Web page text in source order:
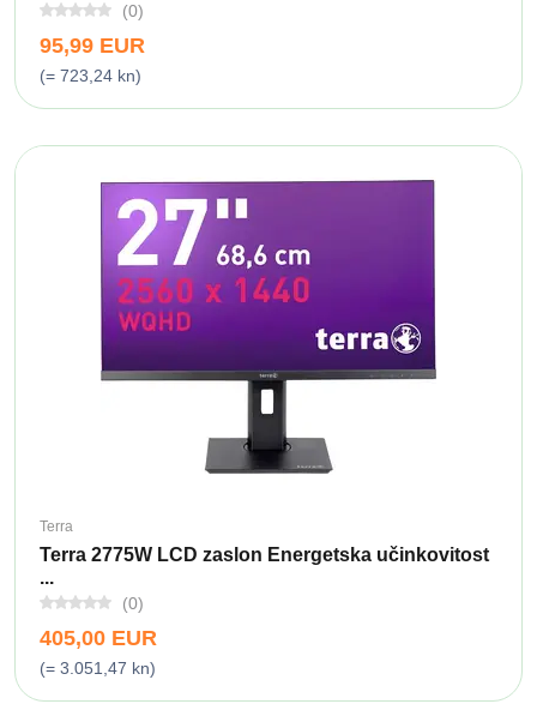
(0)
95,99 EUR
(= 723,24 kn)
Terra
Terra 2775W LCD zaslon Energetska učinkovitost
...
(0)
405,00 EUR
(= 3.051,47 kn)